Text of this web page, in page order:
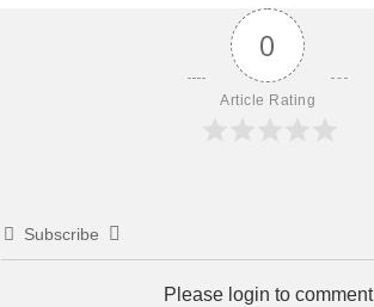
0
Article Rating
Subscribe
Please login to comment